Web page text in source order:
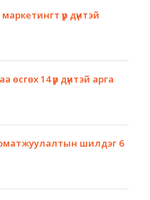
үр дүнтэй
өсгөх 14 үр дүнтэй арга
шилдэг 6